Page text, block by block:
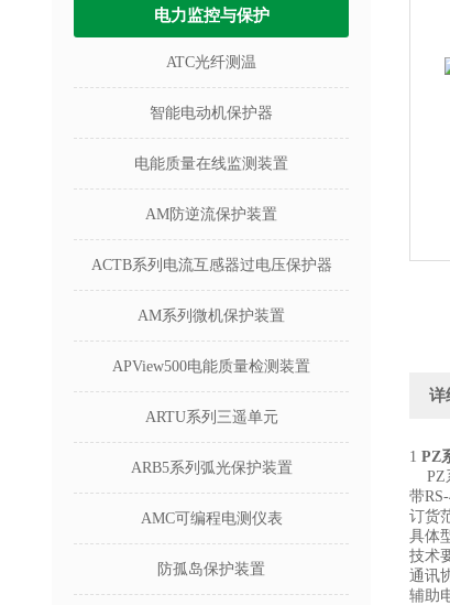
电力监控与保护
ATC光纤测温
智能电动机保护器
电能质量在线监测装置
AM防逆流保护装置
ACTB系列电流互感器过电压保护器
AM系列微机保护装置
APView500电能质量检测装置
ARTU系列三遥单元
ARB5系列弧光保护装置
AMC可编程电测仪表
防孤岛保护装置
详
1 PZ
PZ
带
订货
具体
技术
通讯
辅助